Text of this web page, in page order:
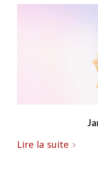
Lire la suite